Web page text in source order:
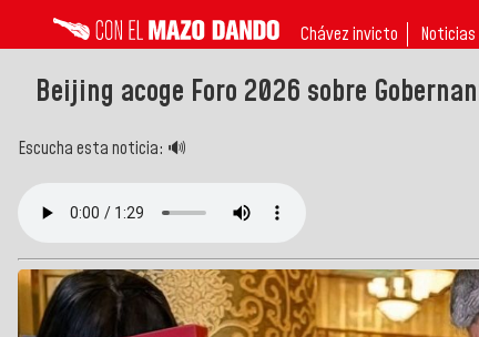
Chávez invicto Noticias
Beijing acoge Foro 2026 sobre
Escucha esta noticia: 🔊